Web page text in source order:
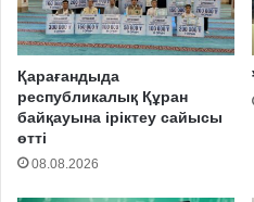
Қарағандыда
республикалық Құран
байқауына іріктеу сайысы
өтті
08.08.2026